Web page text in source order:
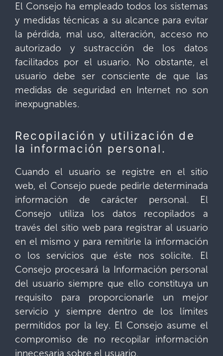
El Consejo ha empleado todos los sistemas
y medidas técnicas a su alcance para evitar
la pérdida, mal uso, alteración, acceso no
autorizado y sustracción de los datos
facilitados por el usuario. No obstante, el
usuario debe ser consciente de que las
medidas de seguridad en Internet no son
inexpugnables.
Recopilación y utilización de
la información personal.
Cuando el usuario se registre en el sitio
web, el Consejo puede pedirle determinada
información de carácter personal. El
Consejo utiliza los datos recopilados a
través del sitio web para registrar al usuario
en el mismo y para remitirle la información
o los servicios que éste nos solicite. El
Consejo procesará la Información personal
del usuario siempre que ello constituya un
requisito para proporcionarle un mejor
servicio y siempre dentro de los límites
permitidos por la ley. El Consejo asume el
compromiso de no recopilar información
innecesaria sobre el usuario.